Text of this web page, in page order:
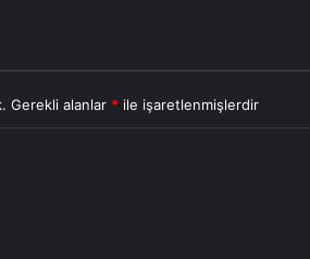
Gerekli alanlar * ile işaretlenmişlerdir